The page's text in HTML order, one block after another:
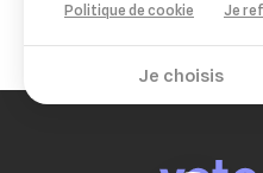
Politique de cookie Je
Je choisis